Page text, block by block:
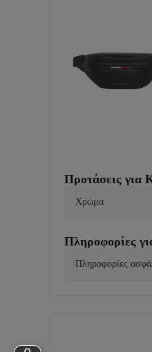
Προτάσεις
Χρώμα
Πληροφορίες
Πληροφορίες